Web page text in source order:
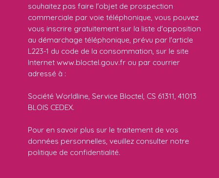
souhaitez pas faire l'objet de prospection
commerciale par voie téléphonique, vous pouvez
vous inscrire gratuitement sur la liste d'opposition
au démarchage téléphonique, prévu par l'article
L223-1 du code de la consommation, sur le site
Internet www.bloctel.gouv.fr ou par courrier
adressé à :
Société Worldline, Service Bloctel, CS 61311, 41013
BLOIS CEDEX.
Pour en savoir plus sur le traitement de vos
données personnelles, veuillez consulter notre
politique de confidentialité.